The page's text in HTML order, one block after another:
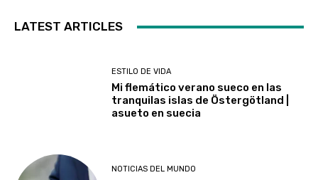
LATEST ARTICLES
ESTILO DE VIDA
Mi flemático verano sueco en las
tranquilas islas de Östergötland |
asueto en suecia
NOTICIAS DEL MUNDO